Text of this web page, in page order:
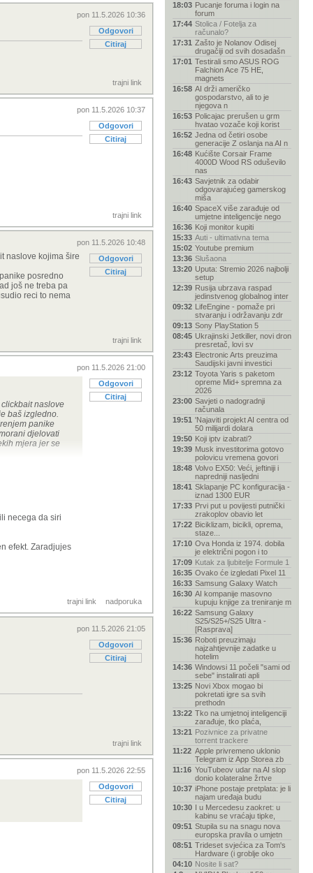
pon 11.5.2026 10:36
Odgovori
Citiraj
trajni link
pon 11.5.2026 10:37
Odgovori
Citiraj
trajni link
pon 11.5.2026 10:48
Odgovori
Citiraj
naslove kojima šire
posredno
još ne treba pa
reci to nema
trajni link
pon 11.5.2026 21:00
Odgovori
Citiraj
naslove
baš izgledno.
panike
djelovati
mjera jer se
necega da siri
efekt. Zaradjujes
trajni link nadporuka
pon 11.5.2026 21:05
Odgovori
Citiraj
trajni link
pon 11.5.2026 22:55
Odgovori
Citiraj
18:03 Pucanje foruma i login na
forum
17:44 Stolica / Fotelja za
računalo?
17:31 Zašto je Nolanov Odisej
drugačiji od svih dosadašn
17:01 Testirali smo ASUS ROG
Falchion Ace 75 HE,
magnets
16:58 AI drži američko
gospodarstvo, ali to je
njegova n
16:53 Policajac prerušen u grm
hvatao vozače koji korist
16:52 Jedna od četiri osobe
generacije Z oslanja na AI n
16:48 Kućište Corsair Frame
4000D Wood RS oduševilo
nas
16:43 Savjetnik za odabir
odgovarajućeg gamerskog
miša
16:40 SpaceX više zarađuje od
umjetne inteligencije nego
16:36 Koji monitor kupiti
15:33 Auti - ultimativna tema
15:02 Youtube premium
13:36 Slušaona
13:20 Uputa: Stremio 2026 najbolji
setup
12:39 Rusija ubrzava raspad
jedinstvenog globalnog inter
09:32 LifeEngine - pomaže pri
stvaranju i održavanju zdr
09:13 Sony PlayStation 5
08:45 Ukrajinski Jetkiller, novi dron
presretač, lovi sv
23:43 Electronic Arts preuzima
Saudijski javni investici
23:12 Toyota Yaris s paketom
opreme Mid+ spremna za
2026
23:00 Savjeti o nadogradnji
računala
19:51 'Najaviti projekt AI centra od
50 milijardi dolara
19:50 Koji iptv izabrati?
19:39 Musk investitorima gotovo
polovicu vremena govori
18:48 Volvo EX50: Veći, jeftiniji i
napredniji nasljedni
18:41 Sklapanje PC konfiguracija -
iznad 1300 EUR
17:33 Prvi put u povijesti putnički
zrakoplov obavio let
17:22 Biciklizam, bicikli, oprema,
staze...
17:10 Ova Honda iz 1974. dobila
je električni pogon i to
17:09 Kutak za ljubitelje Formule 1
16:35 Ovako će izgledati Pixel 11
16:33 Samsung Galaxy Watch
16:30 AI kompanije masovno
kupuju knjige za treniranje m
16:22 Samsung Galaxy
S25/S25+/S25 Ultra -
[Rasprava]
15:36 Roboti preuzimaju
najzahtjevnije zadatke u
hotelim
14:36 Windowsi 11 počeli "sami od
sebe" instalirati apli
13:25 Novi Xbox mogao bi
pokretati igre sa svih
prethodn
13:22 Tko na umjetnoj inteligenciji
zarađuje, tko plaća,
13:21 Pozivnice za privatne
torrent trackere
11:22 Apple privremeno uklonio
Telegram iz App Storea zb
11:16 YouTubeov udar na AI slop
donio kolateralne žrtve
10:37 iPhone postaje pretplata: je li
najam uređaja budu
10:30 I u Mercedesu zaokret: u
kabinu se vraćaju tipke,
09:51 Stupila su na snagu nova
europska pravila o umjetn
08:51 Trideset svjećica za Tom's
Hardware (i groblje oko
04:10 Nosite li sat?